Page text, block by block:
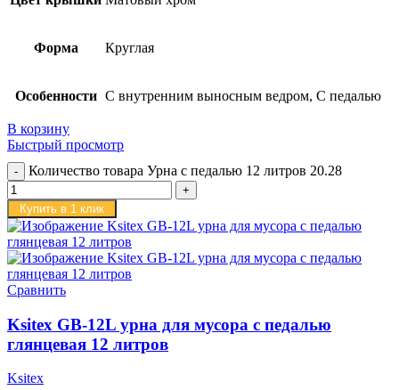
Форма Круглая
Особенности С внутренним выносным ведром, С педалью
В корзину
Быстрый просмотр
Количество товара Урна с педалью 12 литров 20.28
Купить в 1 клик
Сравнить
Ksitex GB-12L урна для мусора с педалью
глянцевая 12 литров
Ksitex